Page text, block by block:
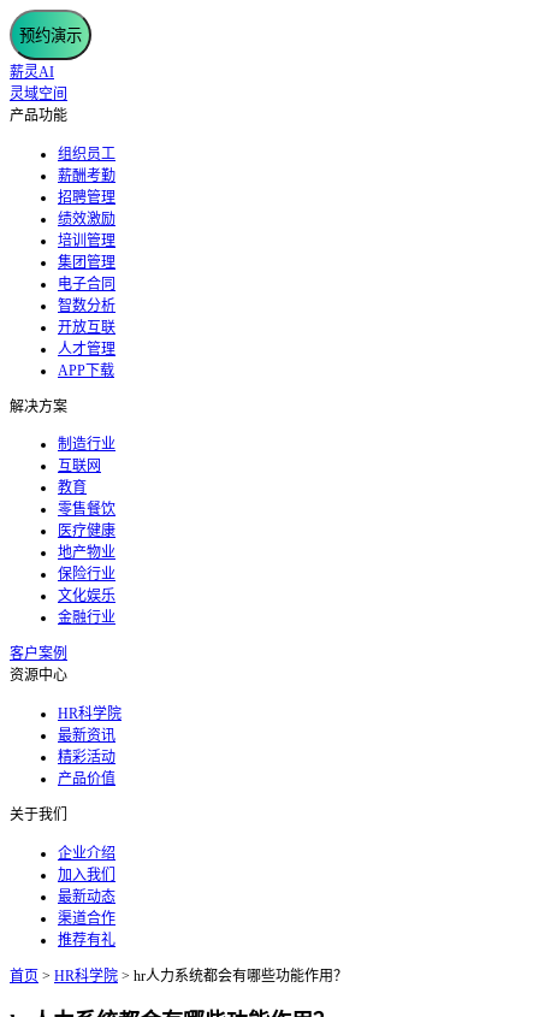
预约演示
薪灵AI
灵域空间
产品功能
组织员工
薪酬考勤
招聘管理
绩效激励
培训管理
集团管理
电子合同
智数分析
开放互联
人才管理
APP下载
解决方案
制造行业
互联网
教育
零售餐饮
医疗健康
地产物业
保险行业
文化娱乐
金融行业
客户案例
资源中心
HR科学院
最新资讯
精彩活动
产品价值
关于我们
企业介绍
加入我们
最新动态
渠道合作
推荐有礼
首页 > HR科学院 > hr人力系统都会有哪些功能作用？